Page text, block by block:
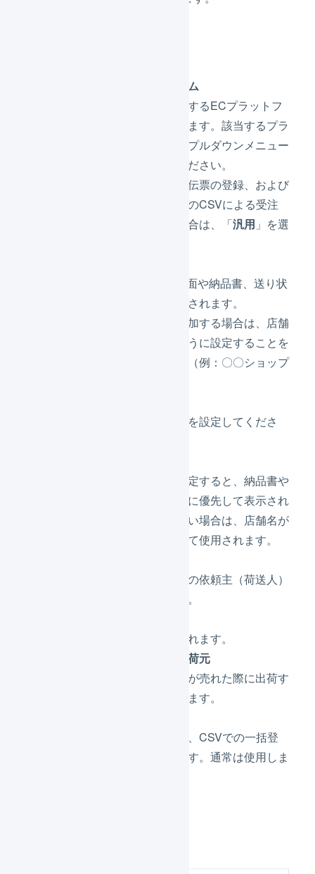
プラットフォーム
この店舗が利用するECプラットフ
ォームを選択します。該当するプラ
ットフォームをプルダウンメニュー
より選択してください。
手動による受注伝票の登録、および
自由レイアウトのCSVによる受注
の登録を行う場合は、「汎用 」を選
LOGILESSの画面や納品書、送り状
の店舗名に使用されます。
複数の店舗を追加する場合は、店舗
が特定できるように設定することを
お勧めします。（例：〇〇ショップ
店舗名の読み方を設定してくださ
店舗表示名を設定すると、納品書や
送り状の店舗名に優先して表示され
ます。入力しない場合は、店舗名が
店舗表示名として使用されます。
配送会社送り状の依頼主（荷送人）
に使用されます。
納品書に記載されます。
デフォルトの出荷元
この店舗で商品が売れた際に出荷す
る倉庫を選択します。
店舗をまたいだ、CSVでの一括登
録時に使用します。通常は使用しま